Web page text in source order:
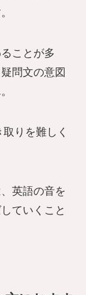
ことが多
問文の意図
りを難しく
英語の音を
ていくこと